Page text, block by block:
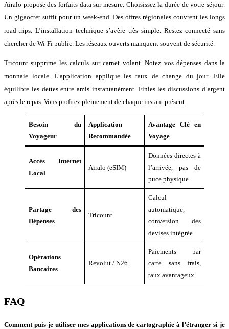
Airalo propose des forfaits data sur mesure. Choisissez la durée de votre séjour.
Un gigaoctet suffit pour un week-end. Des offres régionales couvrent les longs
road-trips . L’installation technique s’avère très simple. Restez connecté sans
chercher de Wi-Fi public. Les réseaux ouverts manquent souvent de sécurité.
Tricount supprime les calculs sur carnet volant. Notez vos dépenses dans la
monnaie locale. L’application applique les taux de change du jour. Elle
équilibre les dettes entre amis instantanément. Finies les discussions d’argent
après le repas. Vous profitez pleinement de chaque instant présent.
Besoin du
Voyageur
Application
Recommandée
Avantage Clé en
Voyage
Accès Internet
Local
Airalo (eSIM)
Données directes à
l’arrivée, pas de
puce physique
Partage des
Dépenses
Tricount
Calcul
automatique,
conversion des
devises intégrée
Opérations
Bancaires
Revolut / N26
Paiements par
carte sans frais,
taux avantageux
FAQ
Comment puis-je utiliser mes applications de cartographie à l’étranger si je